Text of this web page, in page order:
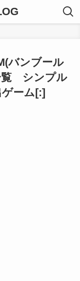
バンブール
覧 シンプル
ーム[:]